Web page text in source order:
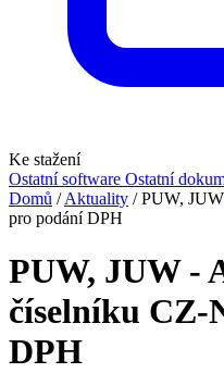
Ke stažení
Ostatní software Ostatní
Domů / Aktuality / PUW,
pro podání DPH
PUW, JUW -
číselníku CZ-
DPH